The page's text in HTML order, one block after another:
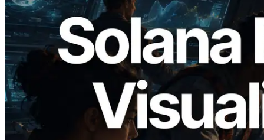
2026.05.24
Validators Solutions lance le Solana Block
Analyzer — Visualisation du temps de
production de bloc par slot et des
validateurs assignés